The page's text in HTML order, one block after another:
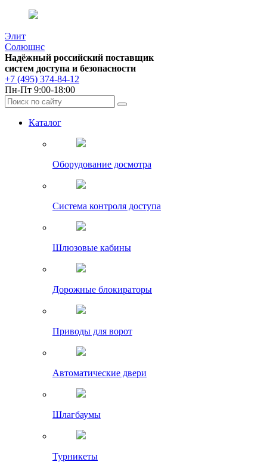
Элит
Солюшнс
Надёжный российский поставщик
систем доступа и безопасности
+7 (495) 374-84-12
Пн-Пт 9:00-18:00
Каталог
Оборудование досмотра
Система контроля доступа
Шлюзовые кабины
Дорожные блокираторы
Приводы для ворот
Автоматические двери
Шлагбаумы
Турникеты